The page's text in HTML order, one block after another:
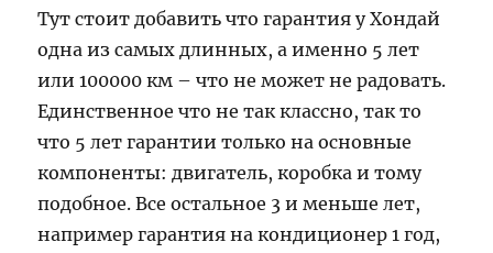
Тут стоит добавить что гарантия у Хондай
одна из самых длинных, а именно 5 лет
или 100000 км – что не может не радовать.
Единственное что не так классно, так то
что 5 лет гарантии только на основные
компоненты: двигатель, коробка и тому
подобное. Все остальное 3 и меньше лет,
например гарантия на кондиционер 1 год,